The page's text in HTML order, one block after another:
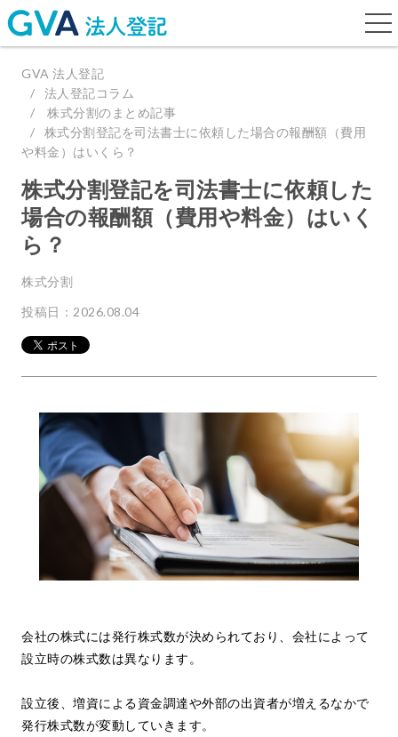
GVA 法人登記
法人登記コラム
株式分割のまとめ記事
株式分割登記を司法書士に依頼した場合の報酬額（費用
や料金）はいくら？
株式分割登記を司法書士に依頼した
場合の報酬額（費用や料金）はいく
ら？
株式分割
投稿日：2026.08.04
会社の株式には発行株式数が決められており、会社によって
設立時の株式数は異なります。
設立後、増資による資金調達や外部の出資者が増えるなかで
発行株式数が変動していきます。